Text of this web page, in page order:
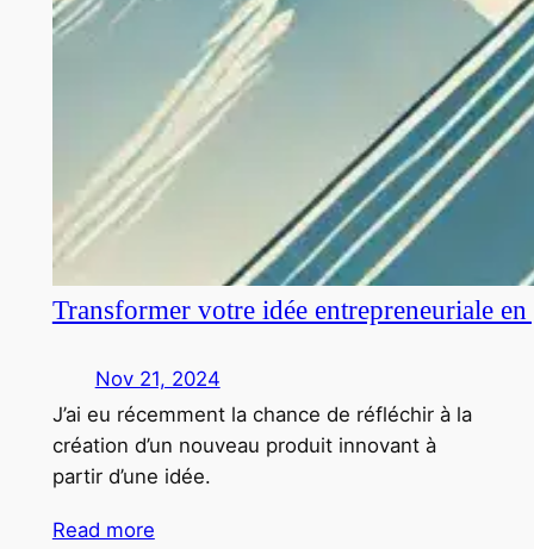
Transformer votre idée entrepreneuriale
Nov 21, 2024
J’ai eu récemment la chance de réfléchir à la
création d’un nouveau produit innovant à
partir d’une idée.
Read more